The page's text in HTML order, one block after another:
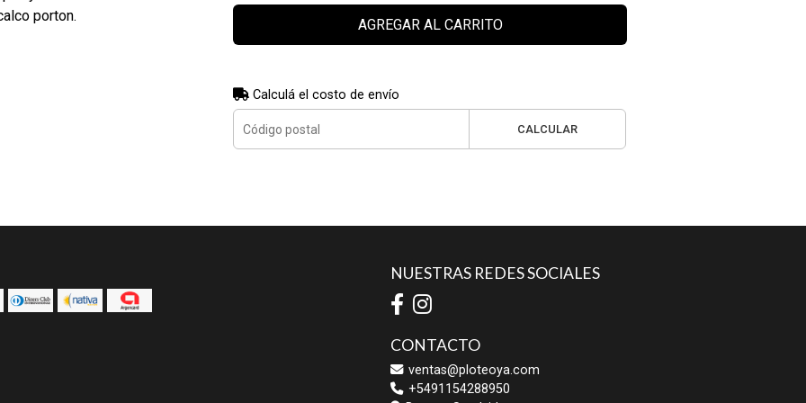
porton.
AGREGAR AL CARRITO
Calculá el costo de envío
CALCULAR
NUESTRAS REDES SOCIALES
CONTACTO
ventas@ploteoya.com
+5491154288950